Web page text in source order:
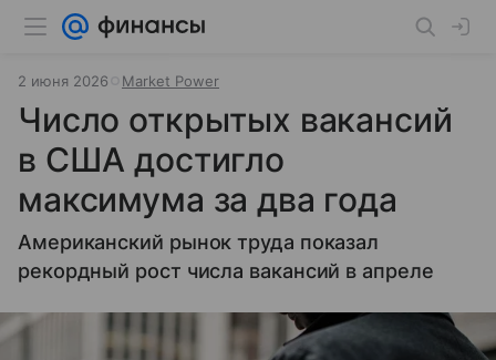
2 июня 2026 Market Power
Число открытых вакансий
в США достигло
максимума за два года
Американский рынок труда показал
рекордный рост числа вакансий в апреле